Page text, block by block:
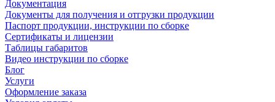
Документация
Документы для получения и отгрузки продукции
Паспорт продукции, инструкции по сборке
Сертификаты и лицензии
Таблицы габаритов
Видео инструкции по сборке
Блог
Услуги
Оформление заказа